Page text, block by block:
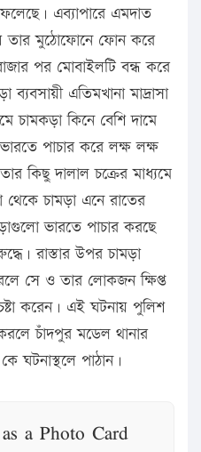
এব্যাপারে এমদাত
তার মুঠোফোনে ফোন করে
পর মোবাইলটি বন্ধ করে
ব্যবসায়ী এতিমখানা মাদ্রাসা
চামকড়া কিনে বেশি দামে
পাচার করে লক্ষ লক্ষ
কিছু দালাল চক্রের মাধ্যমে
থেকে চামড়া এনে রাতের
ভারতে পাচার করছে
রাস্তার উপর চামড়া
সে ও তার লোকজন ক্ষিপ্ত
করেন। এই ঘটনায় পুলিশ
চাঁদপুর মডেল থানার
ঘটনাস্থলে পাঠান।
a Photo Card